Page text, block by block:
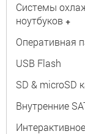
Системы
ноутбуков +
Оперативная
USB Flash
SD & microSD
Внутренние